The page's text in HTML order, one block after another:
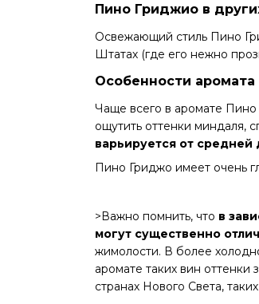
Пино Гриджио в
Освежающий стиль Пино
Штатах (где его нежно
Особенности аромата
Чаще всего в аромате
ощутить оттенки миндаля,
варьируется от средней
Пино Гриджо имеет очень
>Важно помнить, что в
могут существенно
жимолости. В более
аромате таких вин
странах Нового Света,